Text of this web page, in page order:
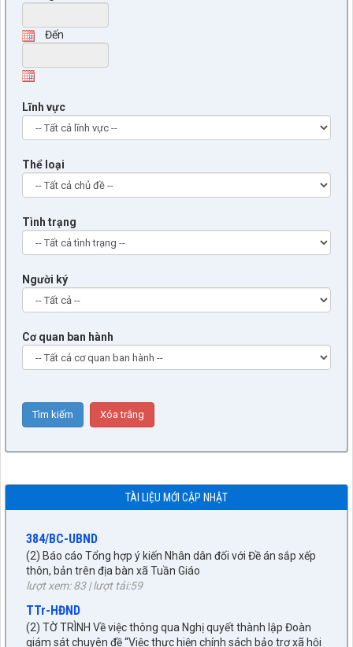
Đến
Lĩnh vực
Thể loại
Tình trạng
Người ký
Cơ quan ban hành
TÀI LIỆU MỚI CẬP NHẬT
nhũng, tiêu cực 6 tháng đầu năm 2026
lượt xem: 494 | lượt tải:249
384/BC-UBND
(2) Báo cáo Tổng hợp ý kiến Nhân dân đối với Đề án sắp xếp
thôn, bản trên địa bàn xã Tuần Giáo
lượt xem: 83 | lượt tải:59
TTr-HĐND
(2) TỜ TRÌNH Về việc thông qua Nghị quyết thành lập Đoàn
giám sát chuyên đề “Việc thực hiện chính sách bảo trợ xã hội